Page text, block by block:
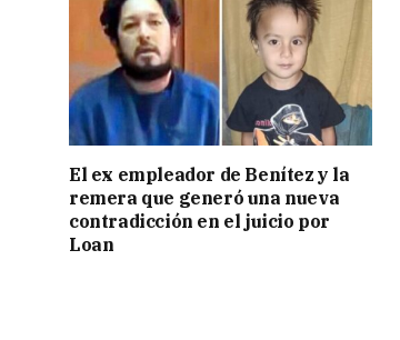
El ex empleador de Benítez y la
remera que generó una nueva
contradicción en el juicio por
Loan